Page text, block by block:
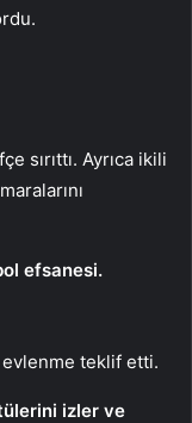
sırıttı. Ayrıca ikili
efsanesi.
evlenme teklif etti.
izler ve